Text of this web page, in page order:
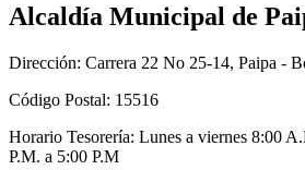
Alcaldía Municipal de
Dirección: Carrera 22 No 25-14, Paipa -
Código Postal: 15516
Horario Tesorería: Lunes a viernes 8:00
P.M. a 5:00 P.M